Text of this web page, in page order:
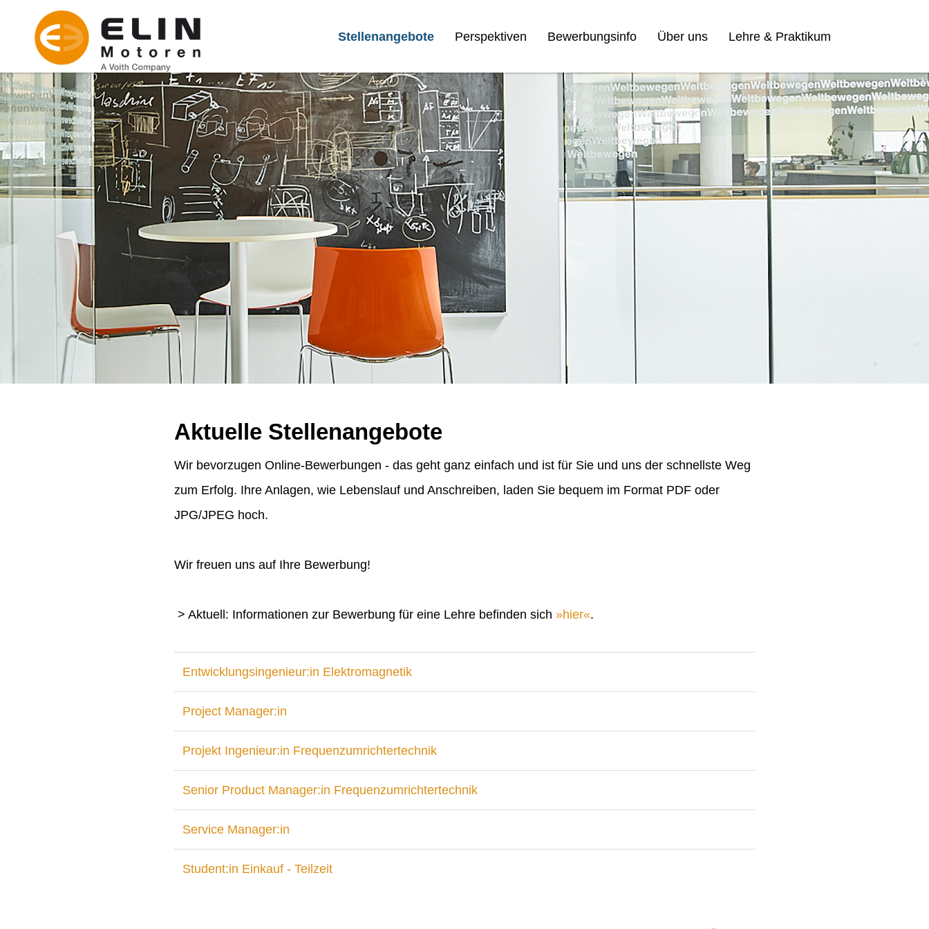
Stellenangebote Perspektiven Bewerbungsinfo Über uns Lehre & Praktikum
Aktuelle Stellenangebote
Wir bevorzugen Online-Bewerbungen - das geht ganz einfach und ist für Sie und uns der schnellste Weg
zum Erfolg. Ihre Anlagen, wie Lebenslauf und Anschreiben, laden Sie bequem im Format PDF oder
JPG/JPEG hoch.
Wir freuen uns auf Ihre Bewerbung!
> Aktuell: Informationen zur Bewerbung für eine Lehre befinden sich hier .
Entwicklungsingenieur:in Elektromagnetik
Project Manager:in
Projekt Ingenieur:in Frequenzumrichtertechnik
Senior Product Manager:in Frequenzumrichtertechnik
Service Manager:in
Student:in Einkauf - Teilzeit